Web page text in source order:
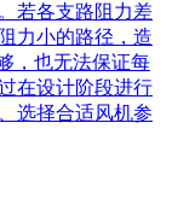
若各支路阻力差
力小的路径，造
，也无法保证每
在设计阶段进行
选择合适风机参